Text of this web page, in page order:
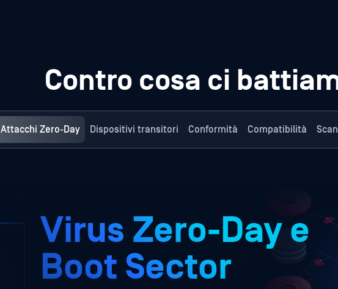
Contro cosa ci
Attacchi Zero-Day Dispositivi transitori Conformità Compatibilità
Virus Zero-Day e
Boot Sector